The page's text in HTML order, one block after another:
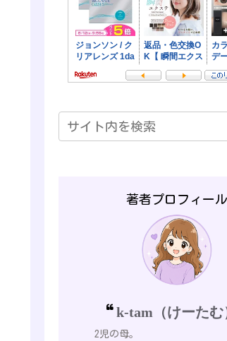
著者プロフィール
k-tam（けーたむ
2児の母。